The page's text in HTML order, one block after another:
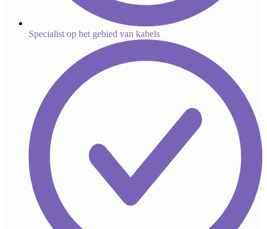
Specialist op het gebied van kabels